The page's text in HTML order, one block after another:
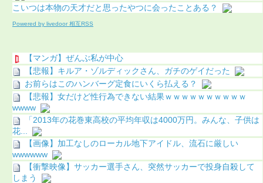
こいつは本物の天才だと思ったやつに会ったことある？
Powered by livedoor 相互RSS
【マンガ】ぜんぶ私が中心
【悲報】キルア・ゾルディックさん、ガチのゲイだった
お前らはこのハンバーグ定食にいくら払える？
【悲報】女だけど性行為できない結果ｗｗｗｗｗｗｗｗｗｗ
wwww
「2013年の花巻東高校の平均年収は4000万円。みんな、子供は
花...
【画像】加工なしのローカル地下アイドル、流石に厳しい
wwwwww
【衝撃映像】サッカー選手さん、突然サッカーで投身自殺して
しまう